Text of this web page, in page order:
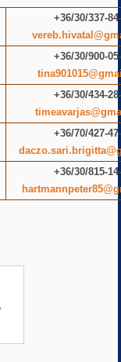
+36/30/337-
+36/30/900-
+36/30/434-
+36/70/427-
+36/30/815-